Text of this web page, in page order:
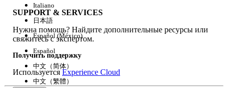
Очистить все Готово
SUPPORT & SERVICES
Нужна помощь? Найдите дополнительные ресурсы или
свяжитесь с экспертом.
Получить поддержку
ИспользуетсяExperience Cloud
Italiano
日本語
Español (México)
Español
中文（简体）
中文（繁體）